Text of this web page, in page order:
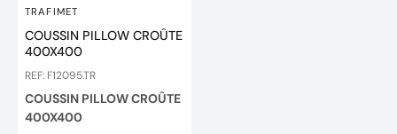
TRAFIMET
COUSSIN PILLOW CROÛTE
400X400
REF: F12095.TR
COUSSIN PILLOW CROÛTE
400X400